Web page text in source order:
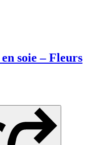
soie – Fleurs